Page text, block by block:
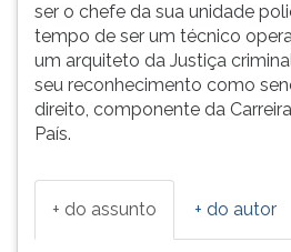
ser o chefe da sua unidade
tempo de ser um técnico
um arquiteto da Justiça
seu reconhecimento como
direito, componente da
País.
+ do assunto + do autor